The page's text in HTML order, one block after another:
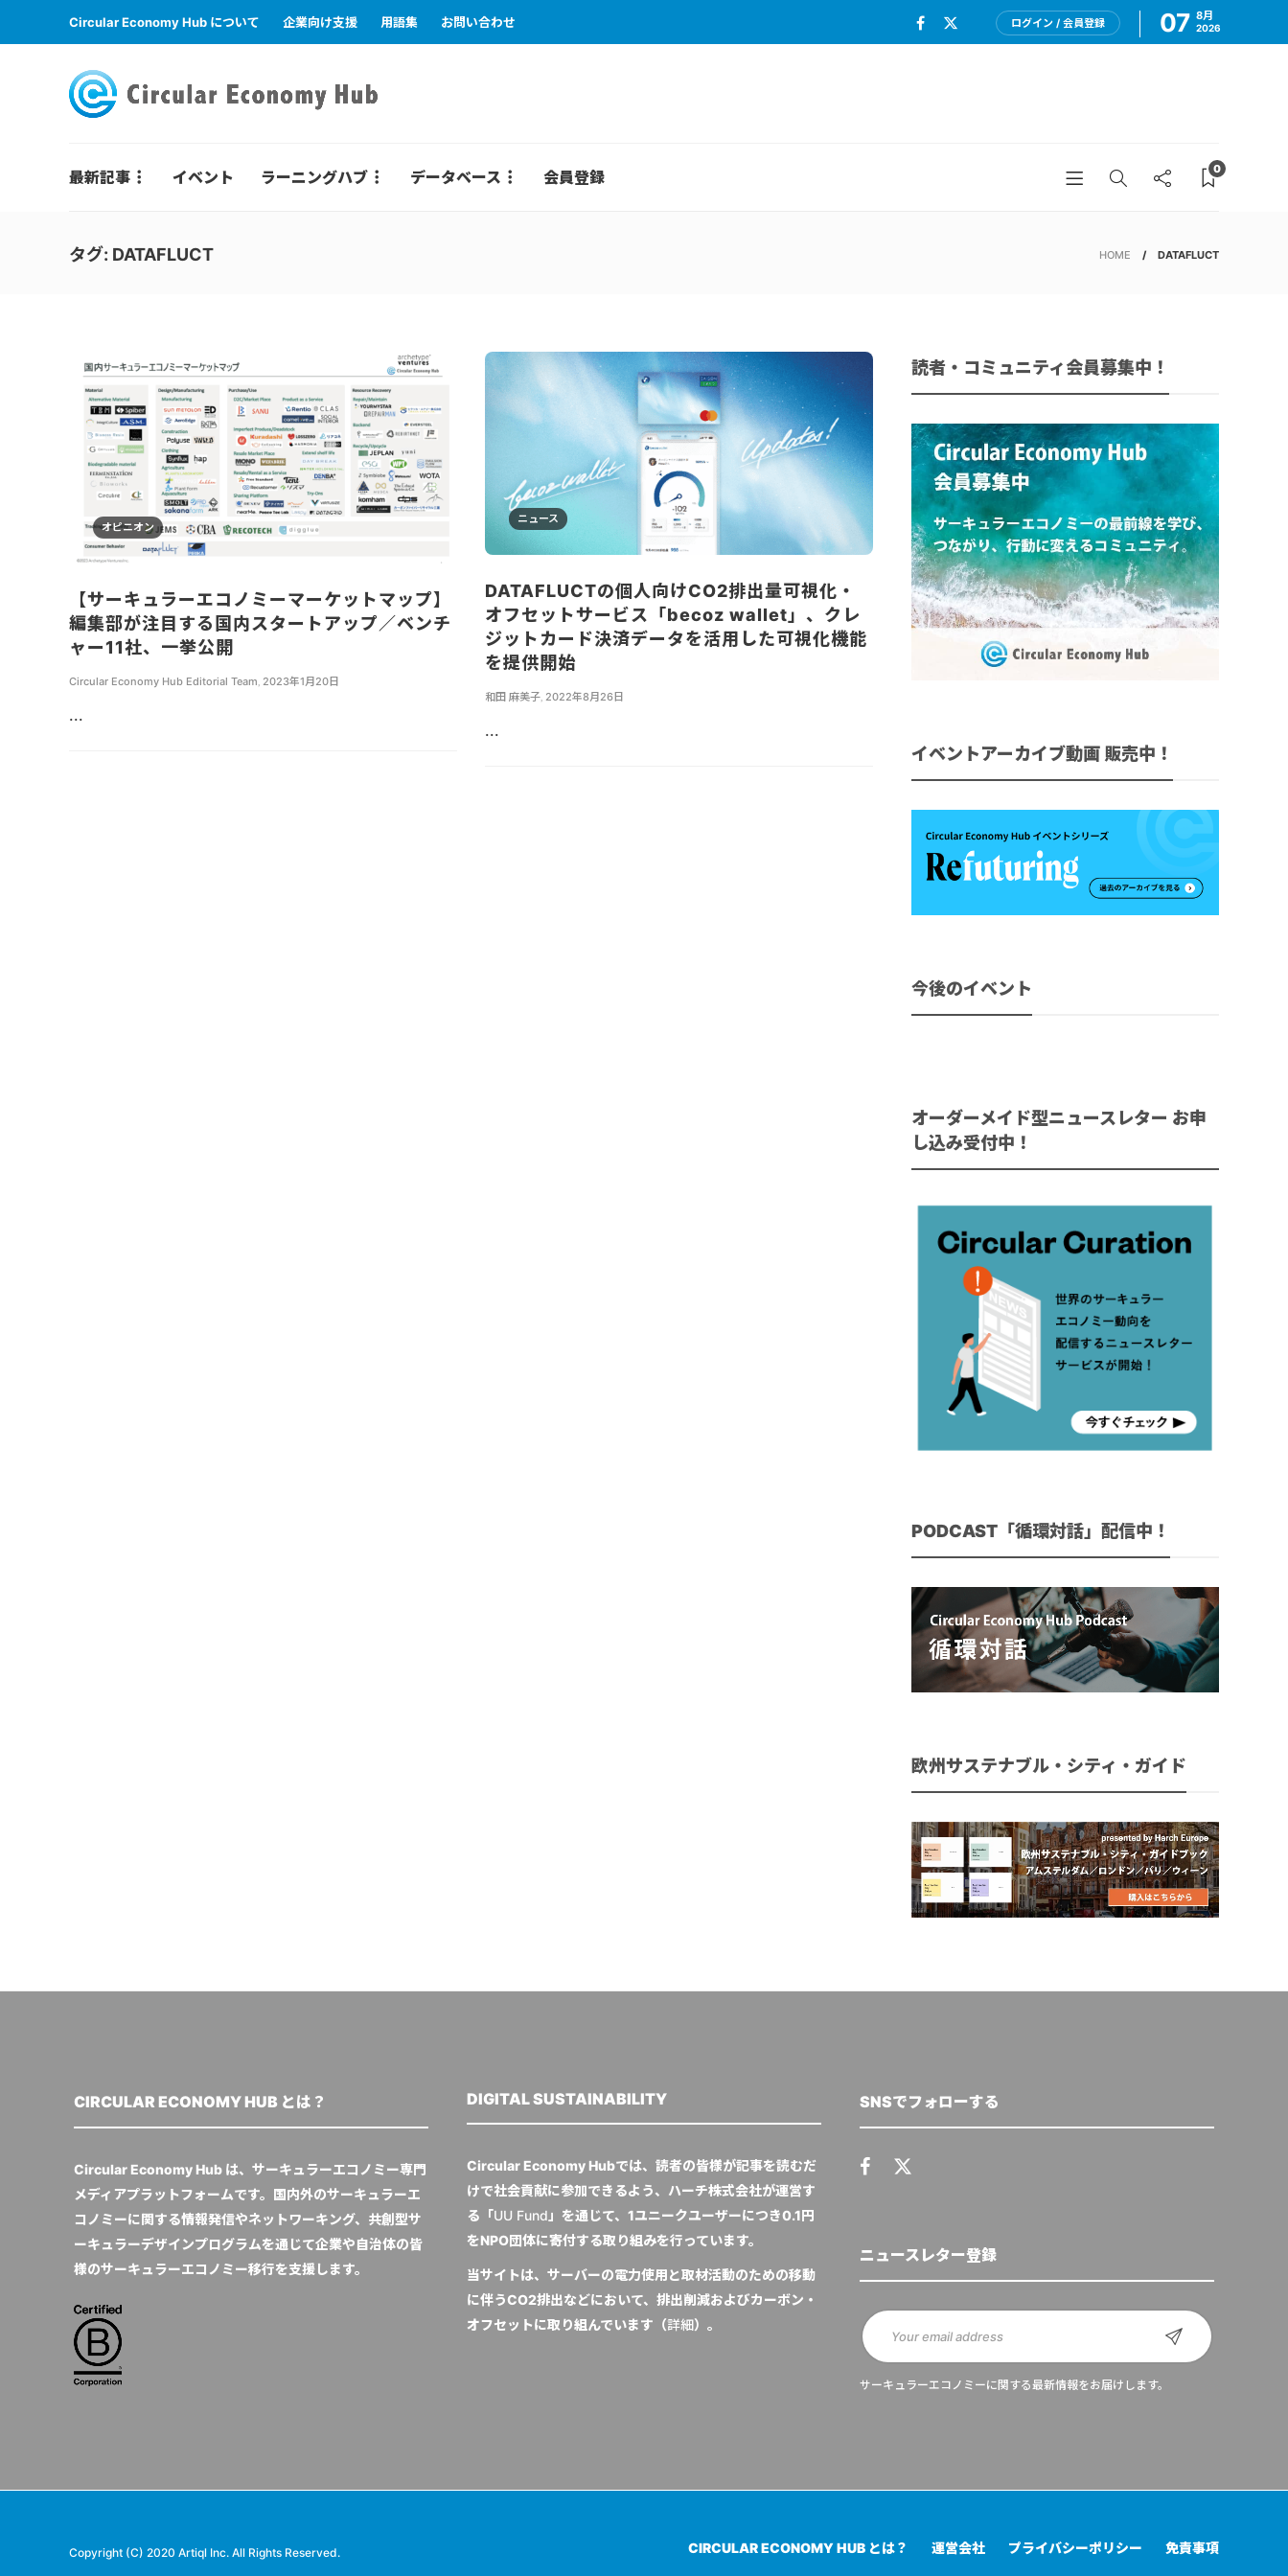
Circular Economy Hub について 企業向け支援 用語集 お問い合わせ ログイン / 会員登録 07 8月
2026
最新記事 イベント ラーニングハブ データベース 会員登録 0
タグ: DATAFLUCT HOME DATAFLUCT
オピニオン
【サーキュラーエコノミーマーケットマップ】
編集部が注目する国内スタートアップ／ベンチ
ャー11社、一挙公開
Circular Economy Hub Editorial Team, 2023年1月20日
...
ニュース
DATAFLUCTの個人向けCO2排出量可視化・
オフセットサービス「becoz wallet」、クレ
ジットカード決済データを活用した可視化機能
を提供開始
和田 麻美子 2022年8月26日
...
読者・コミュニティ会員募集中！
イベントアーカイブ動画 販売中！
今後のイベント
オーダーメイド型ニュースレター お申
し込み受付中！
PODCAST「循環対話」配信中！
欧州サステナブル・シティ・ガイド
CIRCULAR ECONOMY HUB とは？
Circular Economy Hub は、サーキュラーエコノミー専門
メディアプラットフォームです。国内外のサーキュラーエ
コノミーに関する情報発信やネットワーキング、共創型サ
ーキュラーデザインプログラムを通じて企業や自治体の皆
様のサーキュラーエコノミー移行を支援します。
DIGITAL SUSTAINABILITY
Circular Economy Hubでは、読者の皆様が記事を読むだ
けで社会貢献に参加できるよう、ハーチ株式会社が運営す
る「UU Fund」を通じて、1ユニークユーザーにつき0.1円
をNPO団体に寄付する取り組みを行っています。
当サイトは、サーバーの電力使用と取材活動のための移動
に伴うCO2排出などにおいて、排出削減およびカーボン・
オフセットに取り組んでいます（詳細）。
SNSでフォローする
ニュースレター登録
サーキュラーエコノミーに関する最新情報をお届けします。
Copyright (C) 2020 Artiql Inc. All Rights Reserved. CIRCULAR ECONOMY HUB とは？ 運営会社 プライバシーポリシー 免責事項